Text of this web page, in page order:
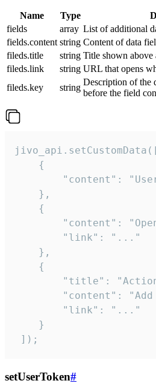
Name Type
fields
array List of additional
fields.content string Content of data
fileds.title
string Title shown above
fileds.link
string URL that opens
fileds.key
string
Description of the
before the field
    {
"content":
    },
    {
"content":
        "link": "..."
    },
    {
"title":
"content": "Add
        "link": "..."
    }
]);
setUserToken#